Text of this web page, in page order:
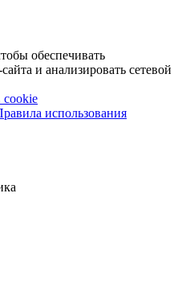
обеспечивать
и анализировать сетевой
cookie
использования